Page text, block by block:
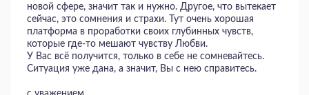
новой сфере, значит так и нужно. Другое, что вытекает
сейчас, это сомнения и страхи. Тут очень хорошая
платформа в проработки своих глубинных чувств,
которые где-то мешают чувству Любви.
У Вас всё получится, только в себе не сомневайтесь.
Ситуация уже дана, а значит, Вы с нею справитесь.